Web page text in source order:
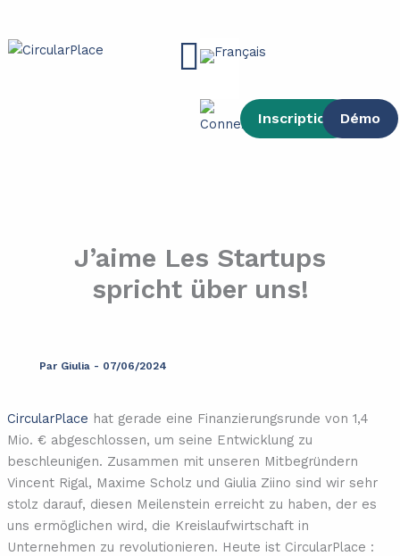
contenu
Main
Inscription Démo
J’aime Les Startups
spricht über uns!
Par Giulia - 07/06/2024
CircularPlace hat gerade eine Finanzierungsrunde von 1,4
Mio. € abgeschlossen, um seine Entwicklung zu
beschleunigen. Zusammen mit unseren Mitbegründern
Vincent Rigal, Maxime Scholz und Giulia Ziino sind wir sehr
stolz darauf, diesen Meilenstein erreicht zu haben, der es
uns ermöglichen wird, die Kreislaufwirtschaft in
Unternehmen zu revolutionieren. Heute ist CircularPlace :